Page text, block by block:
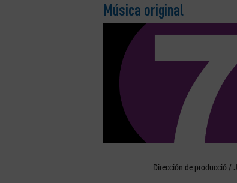
Música original
Dirección de producció /